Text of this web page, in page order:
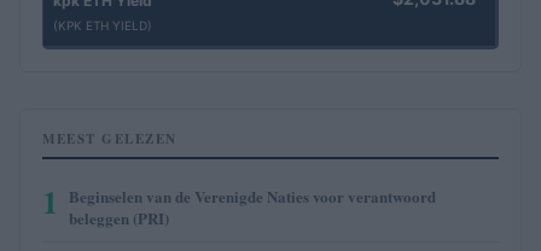
(KPK ETH YIELD)
MEEST GELEZEN
1
Beginselen van de Verenigde Naties voor verantwoord
beleggen (PRI)